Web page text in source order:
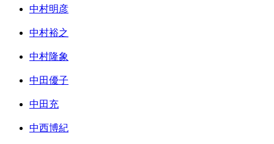
中村明彦
中村裕之
中村隆象
中田優子
中田充
中西博紀